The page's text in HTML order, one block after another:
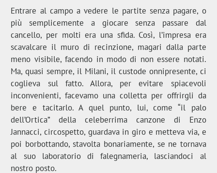
Entrare al campo a vedere le partite senza pagare, o
più semplicemente a giocare senza passare dal
cancello, per molti era una sfida. Così, l’impresa era
scavalcare il muro di recinzione, magari dalla parte
meno visibile, facendo in modo di non essere notati.
Ma, quasi sempre, il Milani, il custode onnipresente, ci
coglieva sul fatto. Allora, per evitare spiacevoli
inconvenienti, facevamo una colletta per offrirgli da
bere e tacitarlo. A quel punto, lui, come “il palo
dell’Ortica” della celeberrima canzone di Enzo
Jannacci, circospetto, guardava in giro e metteva via, e
poi borbottando, stavolta bonariamente, se ne tornava
al suo laboratorio di falegnameria, lasciandoci al
nostro posto.